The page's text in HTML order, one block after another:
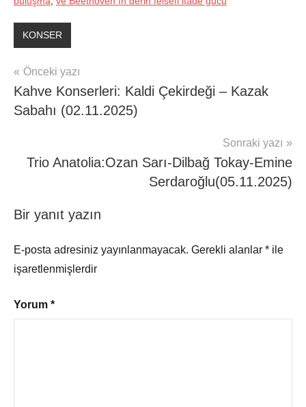
KONSER
Yazı
gezinmesi
Önceki yazı
Kahve Konserleri: Kaldi Çekirdeği – Kazak
Sabahı (02.11.2025)
Sonraki yazı
Trio Anatolia:Ozan Sarı-Dilbağ Tokay-Emine
Serdaroğlu(05.11.2025)
Bir yanıt yazın
E-posta adresiniz yayınlanmayacak. Gerekli alanlar * ile
işaretlenmişlerdir
Yorum *